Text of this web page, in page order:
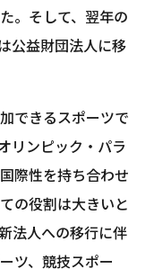
。そして、翌年の
公益財団法人に移
できるスポーツで
リンピック・パラ
際性を持ち合わせ
の役割は大きいと
法人への移行に伴
ツ、競技スポー